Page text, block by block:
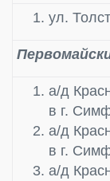
ул.
а/д
в г.
а/д
в г.
а/д